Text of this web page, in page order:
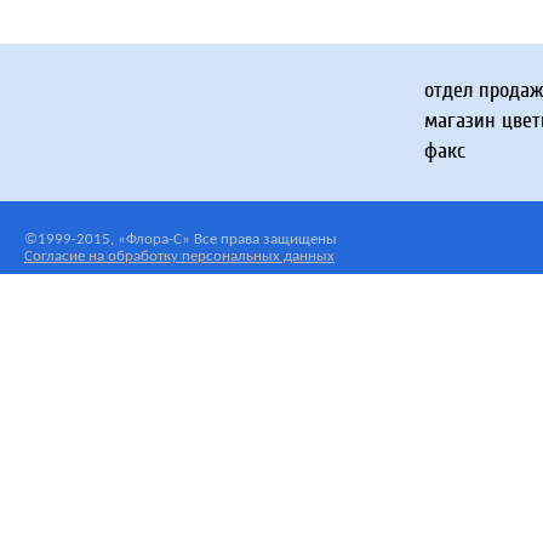
отдел продаж
магазин
факс
©1999-2015, «Флора-С» Все права защищены
Согласие на обработку персональных данных